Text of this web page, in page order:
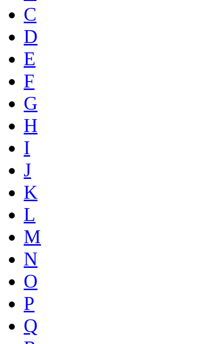
C
D
E
F
G
H
I
J
K
L
M
N
O
P
Q